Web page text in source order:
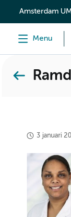
content
Amsterdam
Menu
3 januari